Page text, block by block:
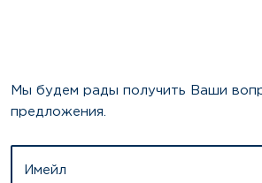
Мы будем рады получить Ваши
предложения.
Имейл